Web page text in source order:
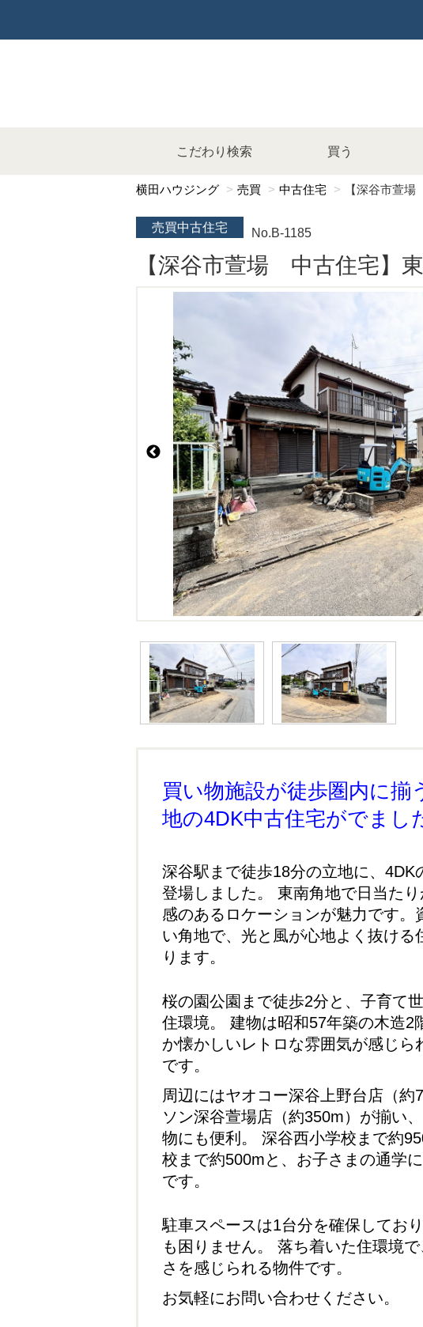
こだわり検索 買う
横田ハウジング 売買 中古住宅 【深谷市萱
売買中古住宅 No.B-1185
【深谷市萱場 中古住宅】
買い物施設が徒歩圏内に揃
地の4DK中古住宅がでまし
深谷駅まで徒歩18分の立地に、4DK
登場しました。 東南角地で日当た
感のあるロケーションが魅力です。
い角地で、光と風が心地よく抜ける
ります。
桜の園公園まで徒歩2分と、子育て
住環境。 建物は昭和57年築の木造2
か懐かしいレトロな雰囲気が感じら
です。
周辺にはヤオコー深谷上野台店（約
ソン深谷萱場店（約350m）が揃い
物にも便利。 深谷西小学校まで約
校まで約500mと、お子さまの通学
です。
駐車スペースは1台分を確保してお
も困りません。 落ち着いた住環境
さを感じられる物件です。
お気軽にお問い合わせください。